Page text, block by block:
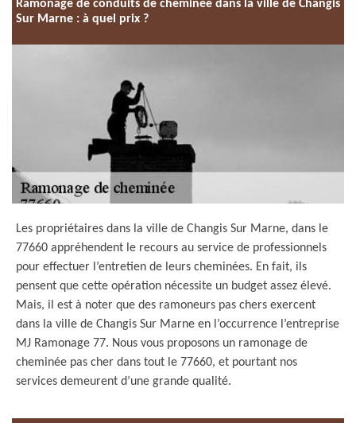
Ramonage de conduits de cheminée dans la ville de Changis
Sur Marne : à quel prix ?
Les propriétaires dans la ville de Changis Sur Marne, dans le
77660 appréhendent le recours au service de professionnels
pour effectuer l’entretien de leurs cheminées. En fait, ils
pensent que cette opération nécessite un budget assez élevé.
Mais, il est à noter que des ramoneurs pas chers exercent
dans la ville de Changis Sur Marne en l’occurrence l’entreprise
MJ Ramonage 77. Nous vous proposons un ramonage de
cheminée pas cher dans tout le 77660, et pourtant nos
services demeurent d’une grande qualité.